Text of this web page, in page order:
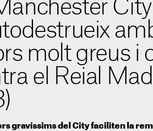
City
molt greus i
el Reial
gravíssims del City faciliten la